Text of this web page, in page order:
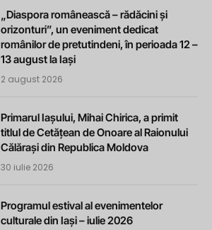
„Diaspora românească – rădăcini și
orizonturi”, un eveniment dedicat
românilor de pretutindeni, în perioada 12 –
13 august la Iași
2 august 2026
Primarul Iașului, Mihai Chirica, a primit
titlul de Cetățean de Onoare al Raionului
Călărași din Republica Moldova
30 iulie 2026
Programul estival al evenimentelor
culturale din Iași – iulie 2026